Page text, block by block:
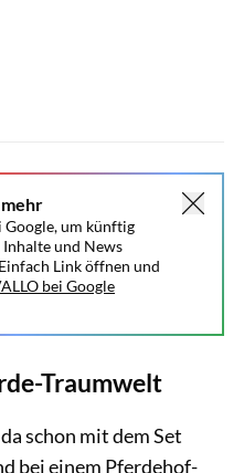
Google, um künftig
Inhalte und News
Link öffnen und
bei Google
Traumwelt
schon mit dem Set
bei einem Pferdehof-